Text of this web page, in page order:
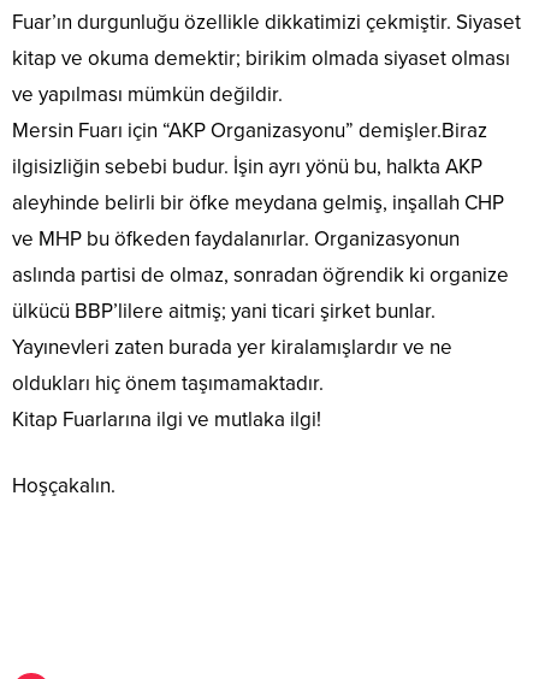
Fuar’ın durgunluğu özellikle dikkatimizi çekmiştir. Siyaset
kitap ve okuma demektir; birikim olmada siyaset olması
ve yapılması mümkün değildir.
Mersin Fuarı için “AKP Organizasyonu” demişler.Biraz
ilgisizliğin sebebi budur. İşin ayrı yönü bu, halkta AKP
aleyhinde belirli bir öfke meydana gelmiş, inşallah CHP
ve MHP bu öfkeden faydalanırlar. Organizasyonun
aslında partisi de olmaz, sonradan öğrendik ki organize
ülkücü BBP’lilere aitmiş; yani ticari şirket bunlar.
Yayınevleri zaten burada yer kiralamışlardır ve ne
oldukları hiç önem taşımamaktadır.
Kitap Fuarlarına ilgi ve mutlaka ilgi!
Hoşçakalın.